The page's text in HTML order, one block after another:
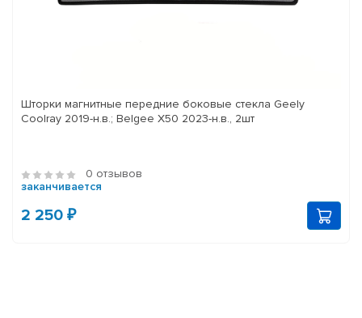
Шторки магнитные передние боковые стекла Geely
Coolray 2019-н.в.; Belgee X50 2023-н.в., 2шт
0 отзывов
заканчивается
2 250 ₽